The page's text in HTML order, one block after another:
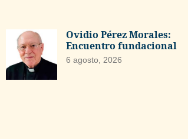
Ovidio Pérez Morales:
Encuentro fundacional
6 agosto, 2026